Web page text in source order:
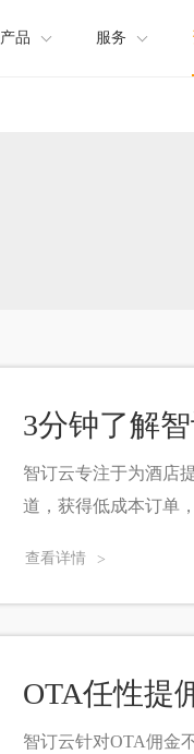
产品 服务
3分钟了解
智订云专注于为酒店
道，获得低成本订单
查看详情 >
OTA任性提
智订云针对OTA佣金